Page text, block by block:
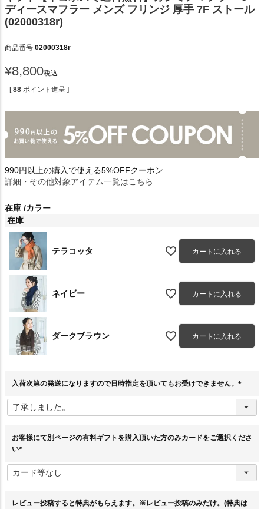
ディースマフラー メンズ フリンジ 厚手 7F ストール
(02000318r)
商品番号 02000318r
¥8,800税込
[ 88 ポイント進呈 ]
990円以上の購入で使える5%OFFクーポン
詳細・その他対象アイテム一覧はこちら
在庫 カラー
在庫
テラコッタ カートに入れる
ネイビー カートに入れる
ダークブラウン カートに入れる
入荷次第の発送になりますので日時指定を頂いてもお受けできません。
必
須
お客様にて別ページの有料ギフトを購入頂いた方のみカードをご選択くださ
い
必
須
レビュー投稿すると特典がもらえます。※レビュー投稿のみだけ。(特典は